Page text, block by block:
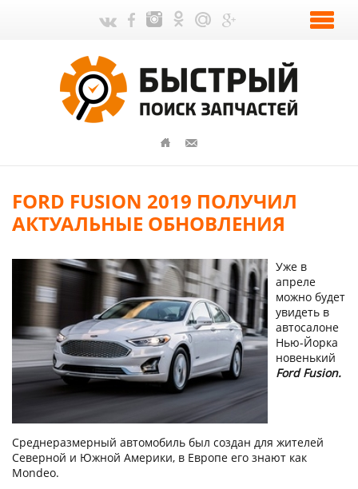
FORD FUSION 2019 ПОЛУЧИЛ
АКТУАЛЬНЫЕ ОБНОВЛЕНИЯ
Уже в
апреле
можно будет
увидеть в
автосалоне
Нью-Йорка
новенький
Ford Fusion.
Среднеразмерный автомобиль был создан для жителей
Северной и Южной Америки, в Европе его знают как
Mondeo.